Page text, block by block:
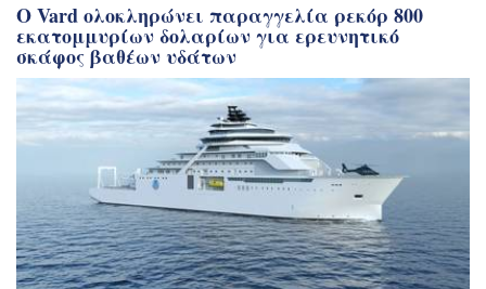
Ο Vard ολοκληρώνει παραγγελία ρεκόρ 800
εκατομμυρίων δολαρίων για ερευνητικό
σκάφος βαθέων υδάτων